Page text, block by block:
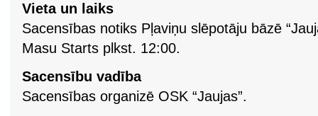
Vieta un laiks
Sacensības notiks Pļaviņu slēpotāju bāzē
Masu Starts plkst. 12:00.
Sacensību vadība
Sacensības organizē OSK “Jaujas”.